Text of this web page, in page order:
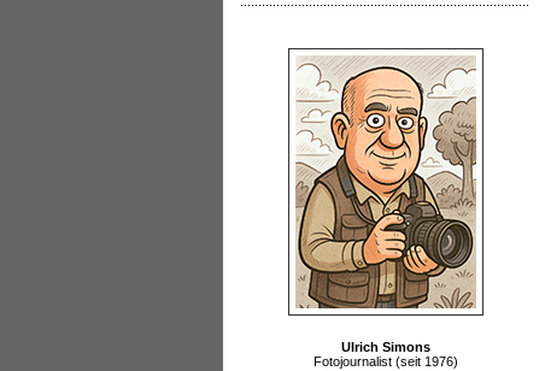
Ulrich Simons
Fotojournalist (seit 1976)